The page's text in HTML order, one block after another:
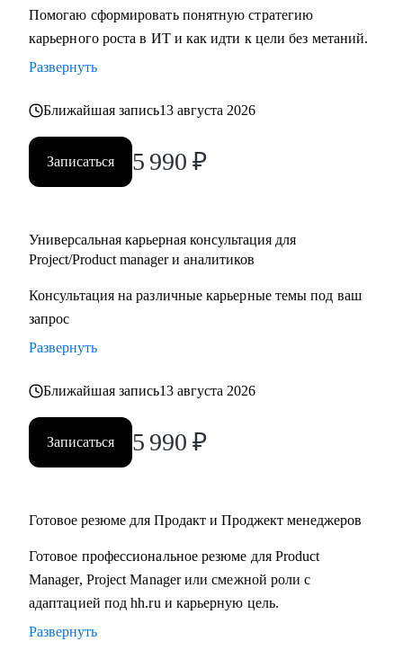
Помогаю сформировать понятную стратегию
карьерного роста в ИТ и как идти к цели без метаний.
Развернуть
Ближайшая запись13 августа 2026
Записаться 5 990 ₽
Универсальная карьерная консультация для
Project/Product manager и аналитиков
Консультация на различные карьерные темы под ваш
запрос
Развернуть
Ближайшая запись13 августа 2026
Записаться 5 990 ₽
Готовое резюме для Продакт и Проджект менеджеров
Готовое профессиональное резюме для Product
Manager, Project Manager или смежной роли с
адаптацией под hh.ru и карьерную цель.
Развернуть